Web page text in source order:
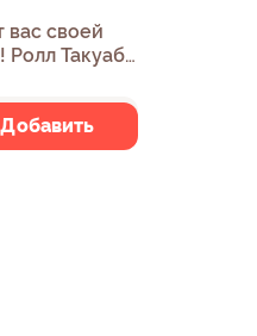
своей
Такуаб,
Добавить